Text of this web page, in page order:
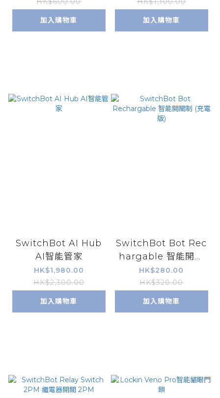
加入購物車 加入購物車
SwitchBot AI Hub
AI智能管家
HK$1,980.00
HK$2,300.00
加入購物車
SwitchBot Bot Rec
hargable 智能開關
制 (充電版)
HK$280.00
HK$320.00
加入購物車